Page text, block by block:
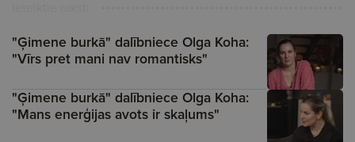
"Ģimene burkā" dalībniece Olga Koha:
"Vīrs pret mani nav romantisks"
"Ģimene burkā" dalībniece Olga Koha:
"Mans enerģijas avots ir skaļums"